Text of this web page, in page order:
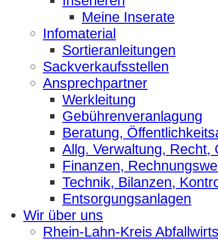
Meine Inserate
Infomaterial
Sortieranleitungen
Sackverkaufsstellen
Ansprechpartner
Werkleitung
Gebührenveranlagung
Beratung,
Allg. Verwaltung, Recht,
Finanzen,
Technik, Bilanzen,
Entsorgungsanlagen
Wir über uns
Rhein-Lahn-Kreis